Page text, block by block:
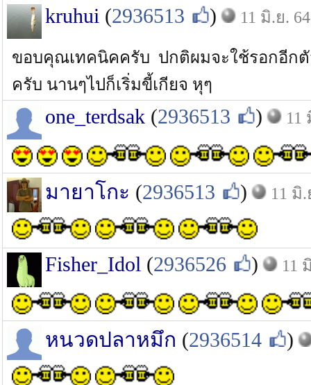
kruhui (2936513 ) 11 มิ.ย. 64
ขอบคุณเทคนิคครับ ปกติผมจะใช้รอกอีกตั
ครับ นานๆไปก็เริ่มขี้เกียจ หุๆ
one_terdsak (2936513 ) 11
มายาโกะ (2936513 ) 11 มิ.
Fisher_Idol (2936526 ) 11
หนวดปลาหมึก (2936514 )